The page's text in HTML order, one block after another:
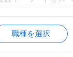
職種を選択